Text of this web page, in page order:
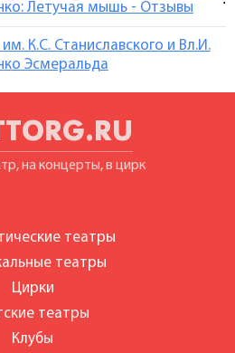
Летучая мышь - Отзывы
К.С. Станиславского и Вл.И.
Эсмеральда
на концерты, в цирк
театры
театры
Цирки
театры
Клубы